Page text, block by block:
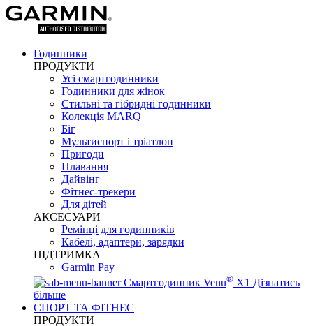
Годинники
ПРОДУКТИ
Усі смартгодинники
Годинники для жінок
Стильні та гібридні годинники
Колекція MARQ
Біг
Мультиспорт і тріатлон
Пригоди
Плавання
Дайвінг
Фітнес-трекери
Для дітей
АКСЕСУАРИ
Ремінці для годинників
Кабелі, адаптери, зарядки
ПІДТРИМКА
Garmin Pay
Смартгодинник Venu® X1 Дізнатись
більше
СПОРТ ТА ФІТНЕС
ПРОДУКТИ